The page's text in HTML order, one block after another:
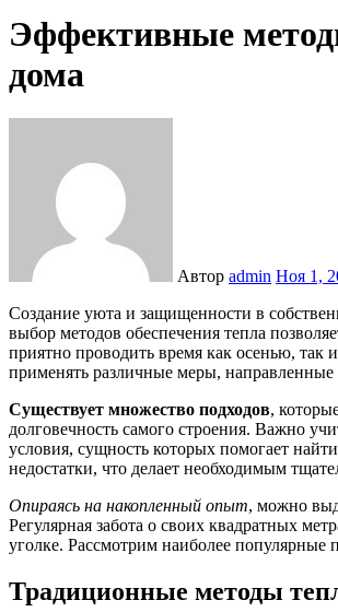
Эффективные
дома
Автор admin Ноя 1,
Создание уюта и защищенности в собственном жилище – это важная задача для каждого владельца. Правильный
выбор методов обеспечения тепла
приятно проводить время как осенью,
применять различные меры, направленные
Существует множество подходов,
долговечность самого строения. Важно
условия, сущность которых помогает
недостатки, что делает необходимым
Опираясь на накопленный опыт, можно
Регулярная забота о своих квадратных
уголке. Рассмотрим наиболее
Традиционные методы